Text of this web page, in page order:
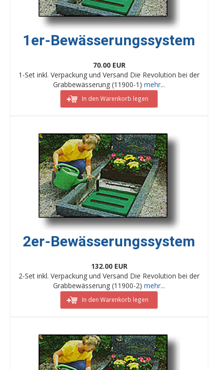
1er-Bewässerungssystem
70.00 EUR
1-Set inkl. Verpackung und Versand Die Revolution bei der
Grabbewässerung (11900-1) mehr...
In den Warenkorb legen
2er-Bewässerungssystem
132.00 EUR
2-Set inkl. Verpackung und Versand Die Revolution bei der
Grabbewässerung (11900-2) mehr...
In den Warenkorb legen